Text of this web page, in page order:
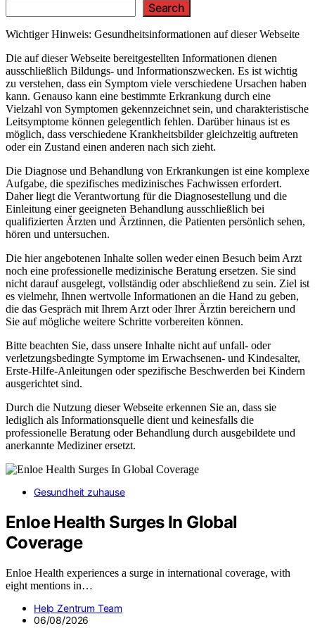
Search
Wichtiger Hinweis: Gesundheitsinformationen auf dieser Webseite
Die auf dieser Webseite bereitgestellten Informationen dienen
ausschließlich Bildungs- und Informationszwecken. Es ist wichtig
zu verstehen, dass ein Symptom viele verschiedene Ursachen haben
kann. Genauso kann eine bestimmte Erkrankung durch eine
Vielzahl von Symptomen gekennzeichnet sein, und charakteristische
Leitsymptome können gelegentlich fehlen. Darüber hinaus ist es
möglich, dass verschiedene Krankheitsbilder gleichzeitig auftreten
oder ein Zustand einen anderen nach sich zieht.
Die Diagnose und Behandlung von Erkrankungen ist eine komplexe
Aufgabe, die spezifisches medizinisches Fachwissen erfordert.
Daher liegt die Verantwortung für die Diagnosestellung und die
Einleitung einer geeigneten Behandlung ausschließlich bei
qualifizierten Ärzten und Ärztinnen, die Patienten persönlich sehen,
hören und untersuchen.
Die hier angebotenen Inhalte sollen weder einen Besuch beim Arzt
noch eine professionelle medizinische Beratung ersetzen. Sie sind
nicht darauf ausgelegt, vollständig oder abschließend zu sein. Ziel ist
es vielmehr, Ihnen wertvolle Informationen an die Hand zu geben,
die das Gespräch mit Ihrem Arzt oder Ihrer Ärztin bereichern und
Sie auf mögliche weitere Schritte vorbereiten können.
Bitte beachten Sie, dass unsere Inhalte nicht auf unfall- oder
verletzungsbedingte Symptome im Erwachsenen- und Kindesalter,
Erste-Hilfe-Anleitungen oder spezifische Beschwerden bei Kindern
ausgerichtet sind.
Durch die Nutzung dieser Webseite erkennen Sie an, dass sie
lediglich als Informationsquelle dient und keinesfalls die
professionelle Beratung oder Behandlung durch ausgebildete und
anerkannte Mediziner ersetzt.
Gesundheit zuhause
Enloe Health Surges In Global
Coverage
Enloe Health experiences a surge in international coverage, with
eight mentions in…
Help Zentrum Team
06/08/2026